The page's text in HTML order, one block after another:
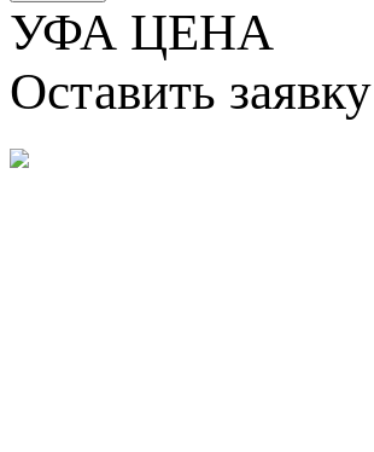
УФА ЦЕНА
Оставить заявку